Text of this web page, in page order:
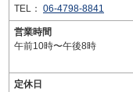
TEL： 06-4798-8841
営業時間
午前10時〜午後8時
定休日